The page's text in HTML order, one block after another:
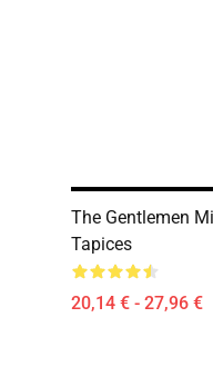
The Gentlemen
Tapices
20,14 € - 27,96 €